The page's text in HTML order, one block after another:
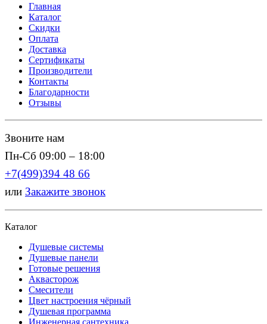
Главная
Каталог
Скидки
Оплата
Доставка
Сертификаты
Производители
Контакты
Благодарности
Отзывы
Звоните нам
Пн-Сб 09:00 – 18:00
+7(499)394 48 66
или Закажите звонок
Каталог
Душевые системы
Душевые панели
Готовые решения
Аквасторож
Смесители
Цвет настроения чёрный
Душевая программа
Инженерная сантехника